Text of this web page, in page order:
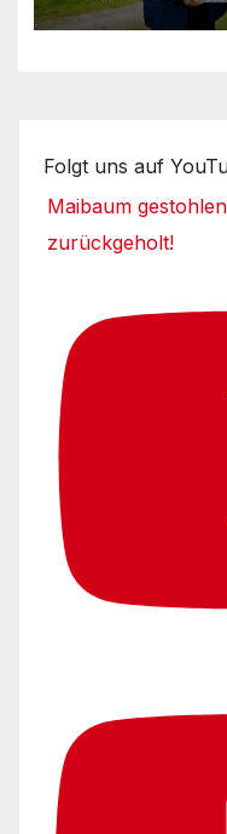
Folgt uns auf
Maibaum
zurückgeholt!